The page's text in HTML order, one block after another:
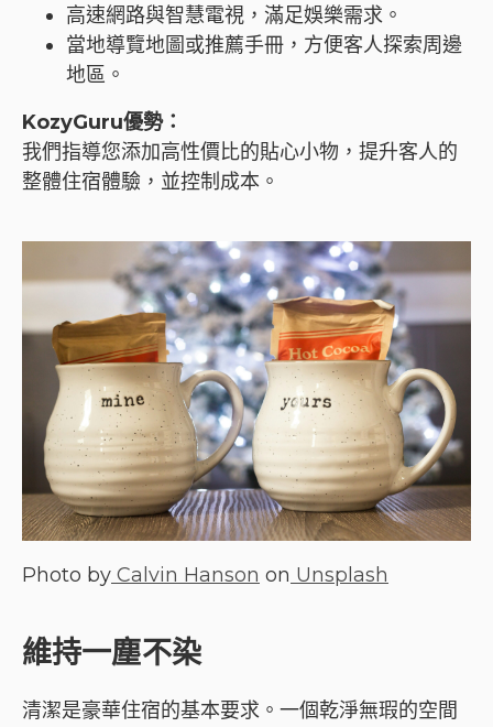
高速網路與智慧電視，滿足娛樂需求。
當地導覽地圖或推薦手冊，方便客人探索周邊
地區。
KozyGuru優勢：
我們指導您添加高性價比的貼心小物，提升客人的
整體住宿體驗，並控制成本。
Photo by Calvin Hanson on Unsplash
維持一塵不染
清潔是豪華住宿的基本要求。一個乾淨無瑕的空間